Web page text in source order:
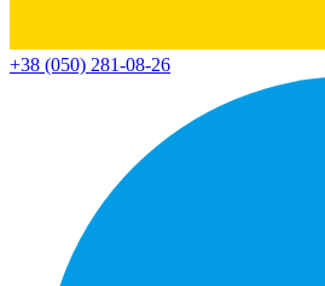
+38 (050) 281-08-26